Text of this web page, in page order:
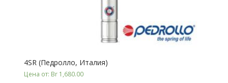
4SR (Педролло, Италия)
Цена от: Br 1,680.00